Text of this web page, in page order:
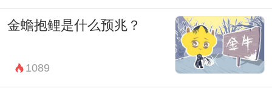
不过，每个人的梦境都是独特的，也许对你
来说，梦见前任具有完全不同的意义和象
征。重要的是，倾听并尊重自己的梦境，因
为它们可能揭示了你内心深处正在经历的情
金蟾抱鲤是什么预兆？
1089